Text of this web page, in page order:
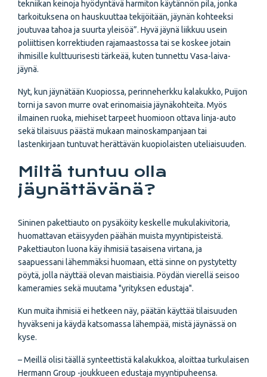
tekniikan keinoja hyödyntävä harmiton käytännön pila, jonka
tarkoituksena on hauskuuttaa tekijöitään, jäynän kohteeksi
joutuvaa tahoa ja suurta yleisöä”. Hyvä jäynä liikkuu usein
poliittisen korrektiuden rajamaastossa tai se koskee jotain
ihmisille kulttuurisesti tärkeää, kuten tunnettu Vasa-laiva-
jäynä.
Nyt, kun jäynätään Kuopiossa, perinneherkku kalakukko, Puijon
torni ja savon murre ovat erinomaisia jäynäkohteita. Myös
ilmainen ruoka, miehiset tarpeet huomioon ottava linja-auto
sekä tilaisuus päästä mukaan mainoskampanjaan tai
lastenkirjaan tuntuvat herättävän kuopiolaisten uteliaisuuden.
Miltä tuntuu olla
jäynättävänä?
Sininen pakettiauto on pysäköity keskelle mukulakivitoria,
huomattavan etäisyyden päähän muista myyntipisteistä.
Pakettiauton luona käy ihmisiä tasaisena virtana, ja
saapuessani lähemmäksi huomaan, että sinne on pystytetty
pöytä, jolla näyttää olevan maistiaisia. Pöydän vierellä seisoo
kameramies sekä muutama "yrityksen edustaja".
Kun muita ihmisiä ei hetkeen näy, päätän käyttää tilaisuuden
hyväkseni ja käydä katsomassa lähempää, mistä jäynässä on
kyse.
– Meillä olisi täällä synteettistä kalakukkoa, aloittaa turkulaisen
Hermann Group -joukkueen edustaja myyntipuheensa.